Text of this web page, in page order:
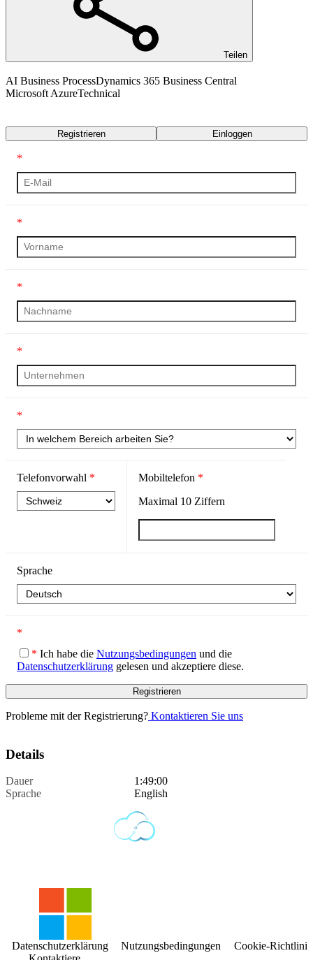
Teilen
AI Business ProcessDynamics 365 Business Central
Microsoft AzureTechnical
Registrieren Einloggen
*
*
*
*
*
Telefonvorwahl * Mobiltelefon *
Maximal 10Ziffern
Sprache
*
* Ich habe die Nutzungsbedingungen und die
Datenschutzerklärung gelesen und akzeptiere diese.
Probleme mit der Registrierung? Kontaktieren Sie uns
Details
Dauer
1:49:00
Sprache
English
Datenschutzerklärung Nutzungsbedingungen Cookie-Richtlinie